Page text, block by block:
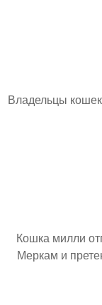
Владельцы
Кошка милли
Меркам и